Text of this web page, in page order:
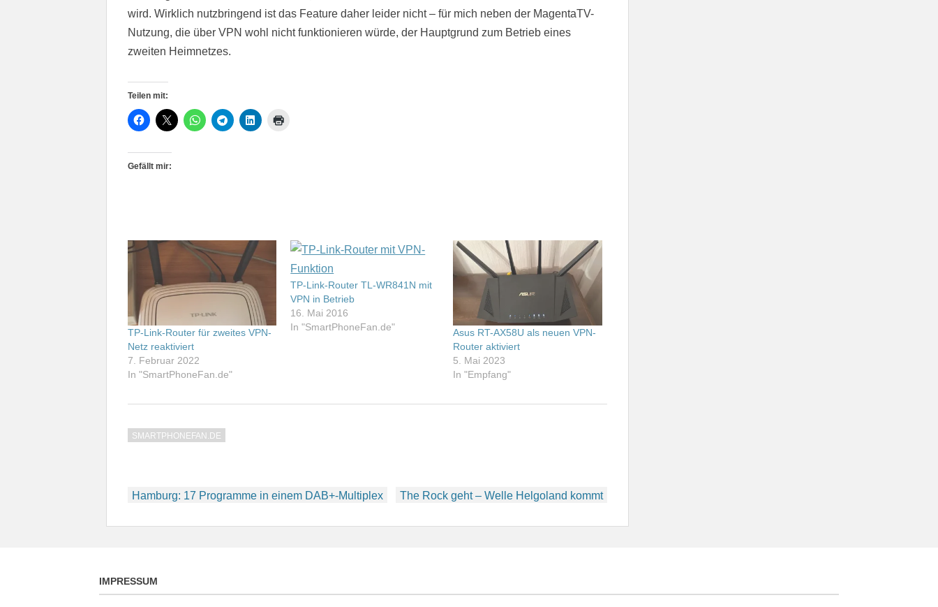
wird. Wirklich nutzbringend ist das Feature daher leider nicht – für mich neben der MagentaTV-
Nutzung, die über VPN wohl nicht funktionieren würde, der Hauptgrund zum Betrieb eines
zweiten Heimnetzes.
Teilen mit:
Gefällt mir:
TP-Link-Router für zweites VPN-
Netz reaktiviert
7. Februar 2022
In "SmartPhoneFan.de"
TP-Link-Router TL-WR841N mit
VPN in Betrieb
16. Mai 2016
In "SmartPhoneFan.de"
Asus RT-AX58U als neuen VPN-
Router aktiviert
5. Mai 2023
In "Empfang"
SMARTPHONEFAN.DE
Beitragsnavigation
Hamburg: 17 Programme in einem DAB+-Multiplex The Rock geht – Welle Helgoland kommt
IMPRESSUM